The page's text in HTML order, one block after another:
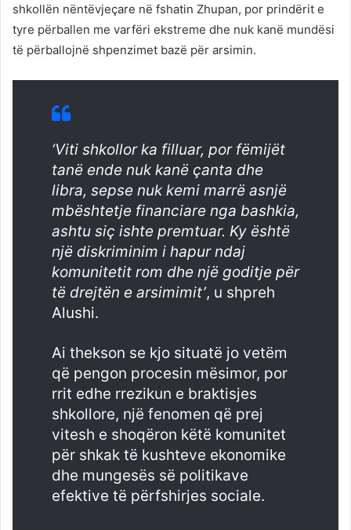
shkollën nëntëvjeçare në fshatin Zhupan, por prindërit e
tyre përballen me varfëri ekstreme dhe nuk kanë mundësi
të përballojnë shpenzimet bazë për arsimin.
‘Viti shkollor ka filluar, por fëmijët
tanë ende nuk kanë çanta dhe
libra, sepse nuk kemi marrë asnjë
mbështetje financiare nga bashkia,
ashtu siç ishte premtuar. Ky është
një diskriminim i hapur ndaj
komunitetit rom dhe një goditje për
të drejtën e arsimimit’, u shpreh
Alushi.
Ai thekson se kjo situatë jo vetëm
që pengon procesin mësimor, por
rrit edhe rrezikun e braktisjes
shkollore, një fenomen që prej
vitesh e shoqëron këtë komunitet
për shkak të kushteve ekonomike
dhe mungesës së politikave
efektive të përfshirjes sociale.